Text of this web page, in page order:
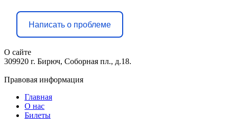
Написать о проблеме
О сайте
309920 г. Бирюч, Соборная пл., д.18.
Правовая информация
Главная
О нас
Билеты